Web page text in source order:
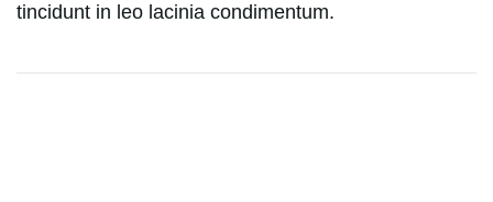
tincidunt in leo lacinia condimentum.